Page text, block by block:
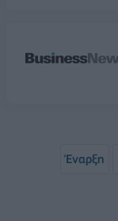
Έναρξη